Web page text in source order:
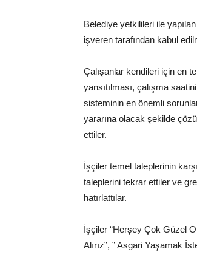
Belediye yetkilileri ile
işveren tarafından kabul
Çalışanlar kendileri için en
yansıtılması, çalışma
sisteminin en önemli
yararına olacak şekilde
ettiler.
İşçiler temel taleplerinin
taleplerini tekrar ettiler ve
hatırlattılar.
İşçiler “Herşey Çok Güzel
Alırız”, ” Asgari Yaşamak